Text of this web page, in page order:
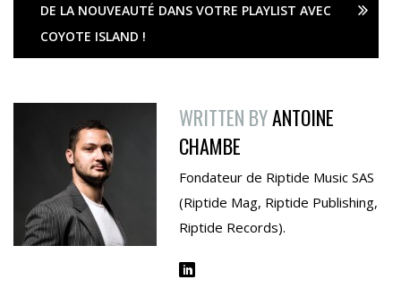
DE LA NOUVEAUTÉ DANS VOTRE PLAYLIST AVEC
COYOTE ISLAND !
WRITTEN BYANTOINE
CHAMBE
Fondateur de Riptide Music SAS
(Riptide Mag, Riptide Publishing,
Riptide Records).